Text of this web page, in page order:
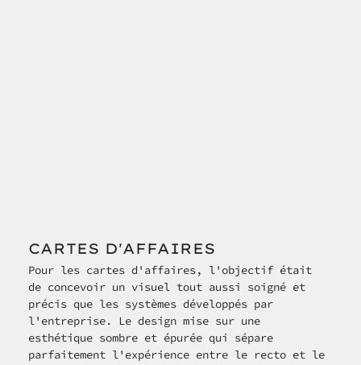
CARTES D'AFFAIRES
Pour les cartes d'affaires, l'objectif était
de concevoir un visuel tout aussi soigné et
précis que les systèmes développés par
l'entreprise. Le design mise sur une
esthétique sombre et épurée qui sépare
parfaitement l'expérience entre le recto et le